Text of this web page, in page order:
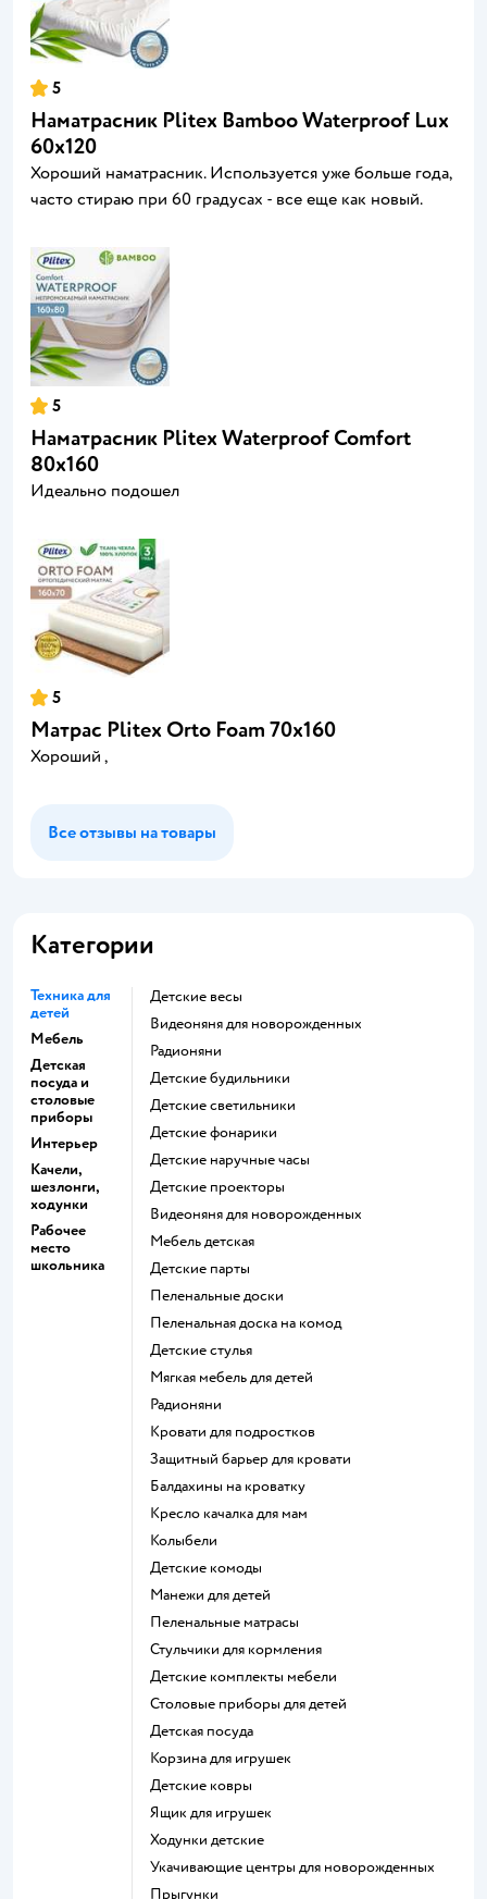
5
Наматрасник Plitex Bamboo Waterproof Lux
60х120
Хороший наматрасник. Используется уже больше года,
часто стираю при 60 градусах - все еще как новый.
5
Наматрасник Plitex Waterproof Comfort
80х160
Идеально подошел
5
Матрас Plitex Orto Foam 70х160
Хороший ,
Все отзывы на товары
Категории
Техника для
детей
Мебель
Детская
посуда и
столовые
приборы
Интерьер
Качели,
шезлонги,
ходунки
Рабочее
место
школьника
Детские весы
Видеоняня для новорожденных
Радионяни
Детские будильники
Детские светильники
Детские фонарики
Детские наручные часы
Детские проекторы
Видеоняня для новорожденных
Мебель детская
Детские парты
Пеленальные доски
Пеленальная доска на комод
Детские стулья
Мягкая мебель для детей
Радионяни
Кровати для подростков
Защитный барьер для кровати
Балдахины на кроватку
Кресло качалка для мам
Колыбели
Детские комоды
Манежи для детей
Пеленальные матрасы
Стульчики для кормления
Детские комплекты мебели
Столовые приборы для детей
Детская посуда
Корзина для игрушек
Детские ковры
Ящик для игрушек
Ходунки детские
Укачивающие центры для новорожденных
Прыгунки